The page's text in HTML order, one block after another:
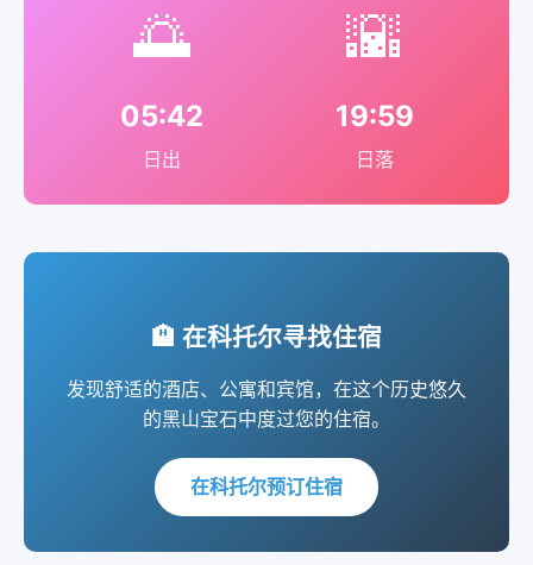
🌅
05:42
日出
🌇
19:59
日落
🏨 在科托尔寻找住宿
发现舒适的酒店、公寓和宾馆，在这个历史悠久
的黑山宝石中度过您的住宿。
在科托尔预订住宿